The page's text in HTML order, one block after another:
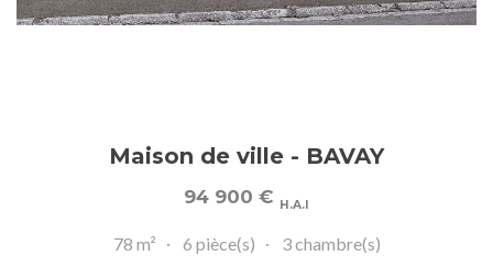
Maison de ville - BAVAY
94 900 € H.A.I
78 m² 6 pièce(s)
3 chambre(s)